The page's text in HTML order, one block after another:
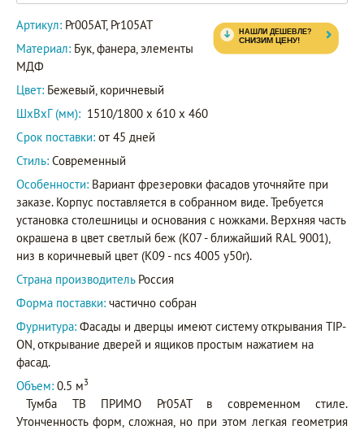
Pr005AT
Артикул: Pr005AT, Pr105AT
Материал: Бук, фанера, элементы
МДФ
Цвет: Бежевый, коричневый
ШxВxГ (мм): 1510/1800 x 610 x 460
Срок поставки: от 45 дней
Стиль: Современный
Особенности: Вариант фрезеровки фасадов уточняйте при
заказе. Корпус поставляется в собранном виде. Требуется
установка столешницы и основания с ножками. Верхняя часть
окрашена в цвет светлый беж (K07 - ближайший RAL 9001),
низ в коричневый цвет (K09 - ncs 4005 y50r).
Страна производитель Россия
Форма поставки: частично собран
Фурнитура: Фасады и дверцы имеют систему открывания TIP-
ON, открывание дверей и ящиков простым нажатием на
фасад.
Объем: 0.5 м3
Тумба ТВ ПРИМО Pr05AT в современном стиле.
Утонченность форм, сложная, но при этом легкая геометрия